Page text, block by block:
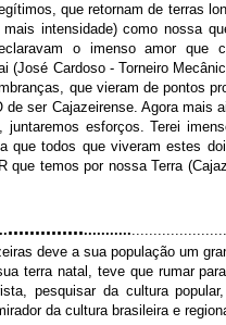
que retornam de terras
intensidade) como nossa
o imenso amor que
(José Cardoso - Torneiro
que vieram de pontos
ser Cajazeirense. Agora mais
juntaremos esforços. Terei
que todos que viveram estes
que temos por nossa Terra
.........................
deve a sua população um
terra natal, teve que rumar
pesquisar da cultura
da cultura brasileira e